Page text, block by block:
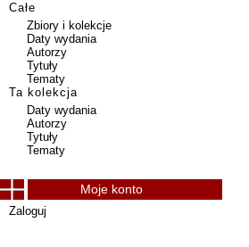
Całe
Zbiory i kolekcje
Daty wydania
Autorzy
Tytuły
Tematy
Ta kolekcja
Daty wydania
Autorzy
Tytuły
Tematy
Moje konto
Zaloguj